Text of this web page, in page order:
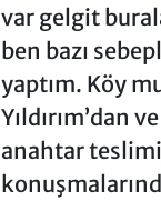
var gelgit
ben bazı
yaptım. Köy
Yıldırım’dan
anahtar teslimi